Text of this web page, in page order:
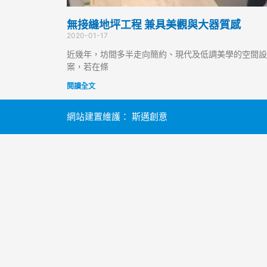
無接縫地坪工程 兼具美觀與大器質感
2020-01-17
近幾年，坊間多半走向簡約、現代及低調美學的空間
案，若在條
閱讀全文
網站建置維護： 斯邁創意